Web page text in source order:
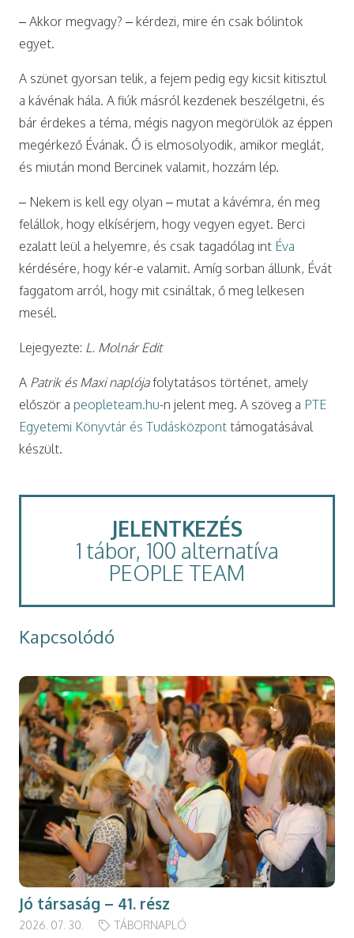
– Akkor megvagy? – kérdezi, mire én csak bólintok
egyet.
A szünet gyorsan telik, a fejem pedig egy kicsit kitisztul
a kávénak hála. A fiúk másról kezdenek beszélgetni, és
bár érdekes a téma, mégis nagyon megörülök az éppen
megérkező Évának. Ő is elmosolyodik, amikor meglát,
és miután mond Bercinek valamit, hozzám lép.
– Nekem is kell egy olyan – mutat a kávémra, én meg
felállok, hogy elkísérjem, hogy vegyen egyet. Berci
ezalatt leül a helyemre, és csak tagadólag int Éva
kérdésére, hogy kér-e valamit. Amíg sorban állunk, Évát
faggatom arról, hogy mit csináltak, ő meg lelkesen
mesél.
Lejegyezte: L. Molnár Edit
A Patrik és Maxi naplójafolytatásos történet, amely
először a peopleteam.hu-n jelent meg. A szöveg a PTE
Egyetemi Könyvtár és Tudásközpont támogatásával
készült.
JELENTKEZÉS
1 tábor, 100 alternatíva
PEOPLE TEAM
Kapcsolódó
Jó társaság – 41. rész
2026. 07. 30. TÁBORNAPLÓ